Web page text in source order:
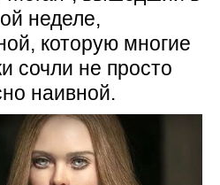
неделе,
которую многие
сочли не просто
наивной.